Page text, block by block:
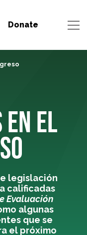
Donate
EN EL
legislación
calificadas
Evaluación
algunas
que se
el próximo